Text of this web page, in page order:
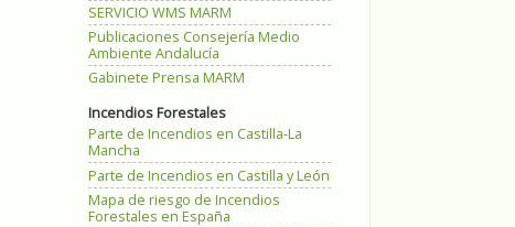
SERVICIO WMS MARM
Publicaciones Consejería Medio
Ambiente Andalucía
Gabinete Prensa MARM
Incendios Forestales
Parte de Incendios en Castilla-La
Mancha
Parte de Incendios en Castilla y León
Mapa de riesgo de Incendios
Forestales en España